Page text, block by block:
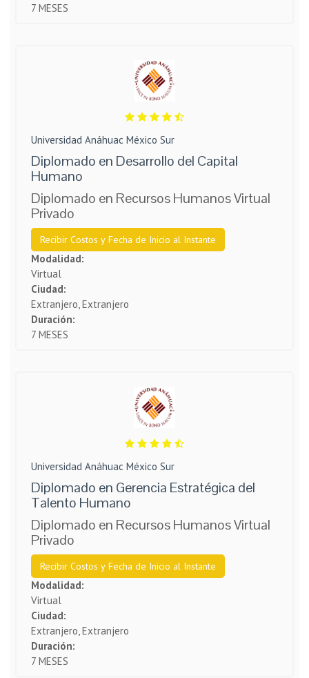
7 MESES
Universidad Anáhuac México Sur
Diplomado en Desarrollo del Capital
Humano
Diplomado en Recursos Humanos Virtual
Privado
Recibir Costos y Fecha de Inicio al Instante
Modalidad:
Virtual
Ciudad:
Extranjero, Extranjero
Duración:
7 MESES
Universidad Anáhuac México Sur
Diplomado en Gerencia Estratégica del
Talento Humano
Diplomado en Recursos Humanos Virtual
Privado
Recibir Costos y Fecha de Inicio al Instante
Modalidad:
Virtual
Ciudad:
Extranjero, Extranjero
Duración:
7 MESES